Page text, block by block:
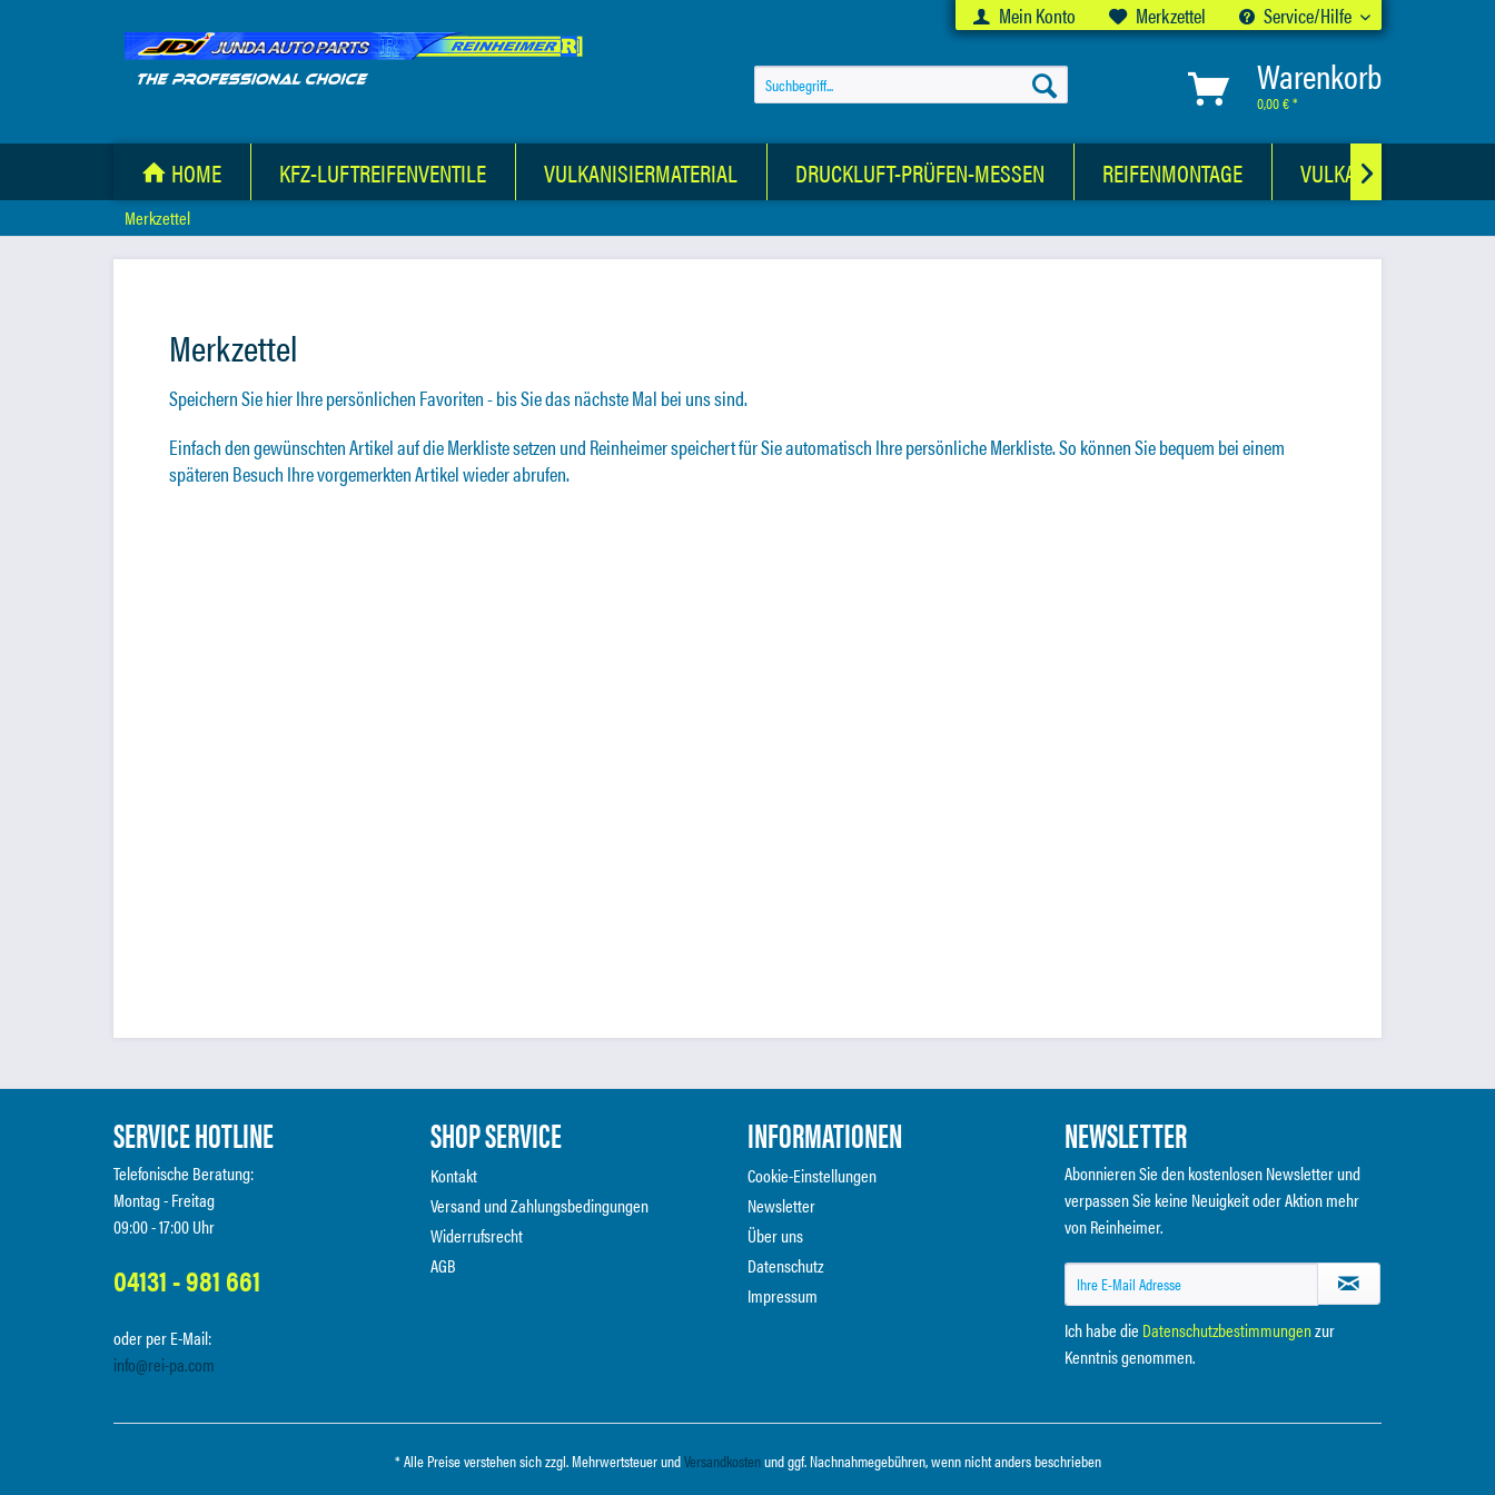
Mein Konto Merkzettel Service/Hilfe
Warenkorb
0,00 € *
HOME KFZ-LUFTREIFENVENTILE VULKANISIERMATERIAL DRUCKLUFT-PRÜFEN-MESSEN REIFENMONTAGE 
Merkzettel
Merkzettel
Speichern Sie hier Ihre persönlichen Favoriten - bis Sie das nächste Mal bei uns sind.
Einfach den gewünschten Artikel auf die Merkliste setzen und Reinheimer speichert für Sie automatisch Ihre persönliche Merkliste. So können Sie bequem bei einem
späteren Besuch Ihre vorgemerkten Artikel wieder abrufen.
SERVICE HOTLINE
Telefonische Beratung:
Montag - Freitag
09:00 - 17:00 Uhr
04131 - 981 661
oder per E-Mail:
info@rei-pa.com
SHOP SERVICE
Kontakt
Versand und Zahlungsbedingungen
Widerrufsrecht
AGB
INFORMATIONEN
Cookie-Einstellungen
Newsletter
Über uns
Datenschutz
Impressum
NEWSLETTER
Abonnieren Sie den kostenlosen Newsletter und
verpassen Sie keine Neuigkeit oder Aktion mehr
von Reinheimer.
Ich habe die Datenschutzbestimmungenzur
Kenntnis genommen.
* Alle Preise verstehen sich zzgl. Mehrwertsteuer undVersandkostenund ggf. Nachnahmegebühren, wenn nicht anders beschrieben